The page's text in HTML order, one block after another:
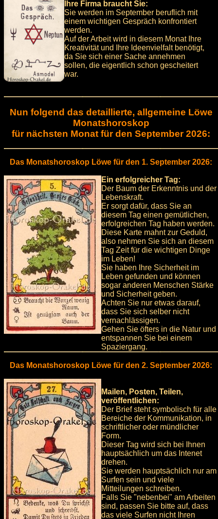
Ihre Firma braucht Sie:
Sie werden im September beruflich mit
einem wichtigen Gespräch konfrontiert
werden.
Auf der Arbeit wird in diesem Monat Ihre
Kreativität und Ihre Ideenvielfalt benötigt,
da Sie sich einer Sache annehmen
sollen, die eigentlich schon gescheitert
war.
Nun folgend das detaillierte, allgemeine Löwe
Monatshoroskop
für nächsten Monat für den September 2026:
Das Monatshoroskop Löwe für den 1. September 2026:
Ein erfolgreicher Tag:
Der Baum der Erkenntnis und der
Lebenskraft.
Er sorgt dafür, dass Sie an
diesem Tag einen gemütlichen,
erfolgreichen Tag haben werden.
Diese Karte mahnt zur Geduld,
also nehmen Sie sich an diesem
Tag Zeit für die wichtigen Dinge
im Leben!
Sie haben Ihre Sicherheit im
Leben gefunden und können
sogar anderen Menschen Stärke
und Sicherheit geben.
Achten Sie nur etwas darauf,
dass Sie sich selber nicht
vernachlässigen.
Gehen Sie öfters in die Natur und
entspannen Sie bei einem
Spaziergang.
Das Monatshoroskop Löwe für den 2. September 2026:
Mailen, Posten, Teilen,
veröffentlichen:
Der Brief steht symbolisch für alle
Bereiche der Kommunikation, in
schriftlicher oder mündlicher
Form.
Dieser Tag wird sich bei Ihnen
hauptsächlich um das Intenet
drehen.
Sie werden hauptsächlich nur am
Surfen sein und viele
Mitteilungen schreiben.
Falls Sie "nebenbei" am Arbeiten
sind, passen Sie bitte auf, dass
das viele Surfen nicht Ihren